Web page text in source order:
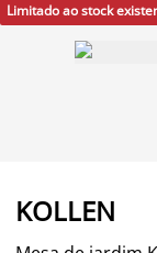
Limitado ao stock
KOLLEN